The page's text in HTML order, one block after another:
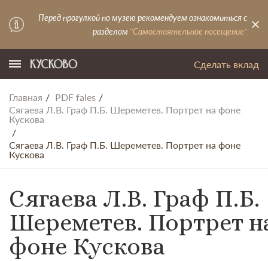
Перед прогулкой по музею рекомендуем ознакомиться с
разделом "Самостоятельное посещение"
Сделать вклад
Главная
PDF fales
Сягаева Л.В. Граф П.Б. Шереметев. Портрет на фоне
Кускова
Сягаева Л.В. Граф П.Б. Шереметев. Портрет на фоне
Кускова
Сягаева Л.В. Граф П.Б.
Шереметев. Портрет
фоне Кускова